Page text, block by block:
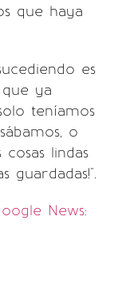
que haya
es
ya
teníamos
o
cosas lindas
guardadas!".
News: